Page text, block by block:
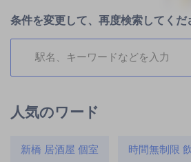
条件を変更して、再度検索してくだ
人気のワード
新橋 居酒屋 個室 時間無制限